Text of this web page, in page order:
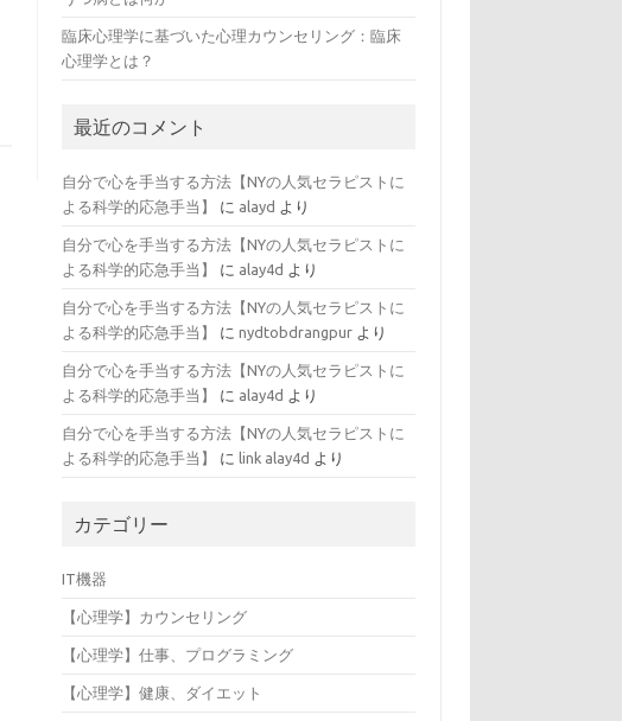
臨床心理学に基づいた心理カウンセリング：臨床
心理学とは？
最近のコメント
自分で心を手当する方法【NYの人気セラピストに
よる科学的応急手当】
に alayd より
自分で心を手当する方法【NYの人気セラピストに
よる科学的応急手当】
に alay4d より
自分で心を手当する方法【NYの人気セラピストに
よる科学的応急手当】
にnydtobdrangpur より
自分で心を手当する方法【NYの人気セラピストに
よる科学的応急手当】
に alay4d より
自分で心を手当する方法【NYの人気セラピストに
よる科学的応急手当】
に link alay4d より
カテゴリー
IT機器
【心理学】カウンセリング
【心理学】仕事、プログラミング
【心理学】健康、ダイエット